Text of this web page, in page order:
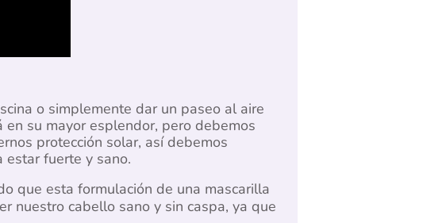
o simplemente dar un paseo al aire
su mayor esplendor, pero debemos
protección solar, así debemos
fuerte y sano.
que esta formulación de una mascarilla
nuestro cabello sano y sin caspa, ya que